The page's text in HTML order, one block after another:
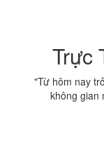
Trực
"Từ hôm nay
không gian